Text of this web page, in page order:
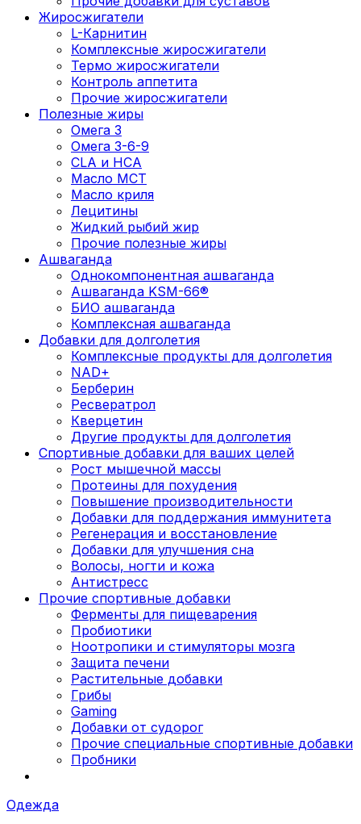
Жиросжигатели
L-Карнитин
Комплексные жиросжигатели
Термо жиросжигатели
Контроль аппетита
Прочие жиросжигатели
Полезные жиры
Омега 3
Омега 3-6-9
CLA и HCA
Масло МСТ
Масло криля
Лецитины
Жидкий рыбий жир
Прочие полезные жиры
Ашваганда
Однокомпонентная ашваганда
Ашваганда KSM-66®
БИО ашваганда
Комплексная ашваганда
Добавки для долголетия
Комплексные продукты для долголетия
NAD+
Берберин
Ресвератрол
Кверцетин
Другие продукты для долголетия
Спортивные добавки для ваших целей
Рост мышечной массы
Протеины для похудения
Повышение производительности
Добавки для поддержания иммунитета
Регенерация и восстановление
Добавки для улучшения сна
Волосы, ногти и кожа
Антистресс
Прочие спортивные добавки
Ферменты для пищеварения
Пробиотики
Ноотропики и стимуляторы мозга
Защита печени
Растительные добавки
Грибы
Gaming
Добавки от судорог
Прочие специальные спортивные добавки
Пробники
Одежда